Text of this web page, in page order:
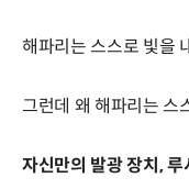
해파리는 스스로 빛을
그런데 왜 해파리는 스
자신만의 발광 장치,